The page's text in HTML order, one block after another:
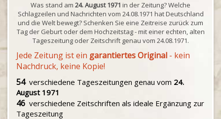
Was stand am 24. August 1971 in der Zeitung? Welche
Schlagzeilen und Nachrichten vom 24.08.1971 hat Deutschland
und die Welt bewegt? Schenken Sie eine Zeitreise zurück zum
Tag der Geburt oder dem Hochzeitstag - mit einer echten, alten
Tageszeitung oder Zeitschrift genau vom 24.08.1971.
Jede Zeitung ist ein garantiertes Original - kein
Nachdruck, keine Kopie!
54verschiedene Tageszeitungen genau vom 24.
August 1971
46 verschiedene Zeitschriften als ideale Ergänzung zur
Tageszeitung